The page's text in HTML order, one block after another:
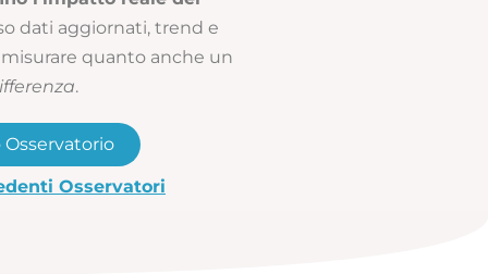
dati aggiornati, trend e
quanto anche un
.
Osservatori